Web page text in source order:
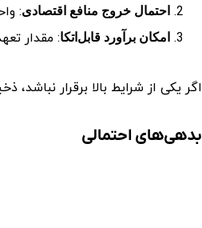
احتمال خروج منافع اقتصادی:
امکان برآورد قابل‌اتکا: مقدار
اگر یکی از شرایط بالا برقرار
بدهی‌های احتمالی